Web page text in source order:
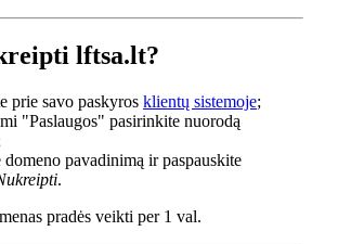
lftsa.lt?
prie savo paskyros klientų sistemoje;
"Paslaugos" pasirinkite nuorodą
pavadinimą ir paspauskite
.
pradės veikti per 1 val.